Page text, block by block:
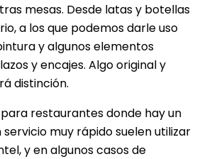
mesas. Desde latas y botellas
a los que podemos darle uso
y algunos elementos
y encajes. Algo original y
distinción.
restaurantes donde hay un
muy rápido suelen utilizar
y en algunos casos de